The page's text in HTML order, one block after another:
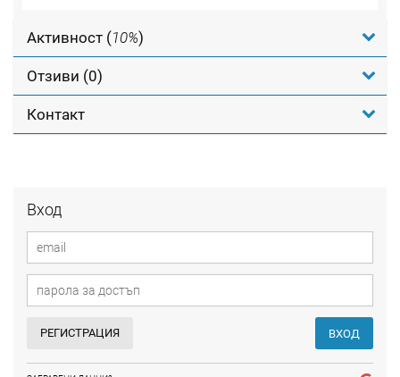
Вход
РЕГИСТРАЦИЯ ВХОД
Активност (10%)
Отзиви (0)
Контакт